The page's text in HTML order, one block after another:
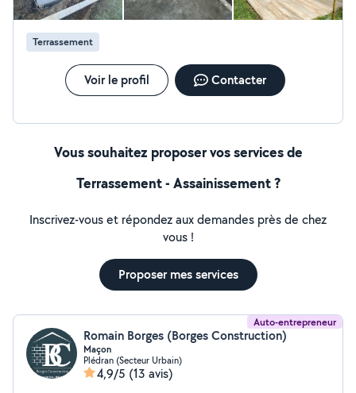
Terrassement
Voir le profil Contacter
Vous souhaitez proposer vos services de
Terrassement - Assainissement ?
Inscrivez-vous et répondez aux demandes près de chez
vous !
Proposer mes services
Auto-entrepreneur
Romain Borges (Borges Construction)
Maçon
Plédran (Secteur Urbain)
4,9/5 (13 avis)